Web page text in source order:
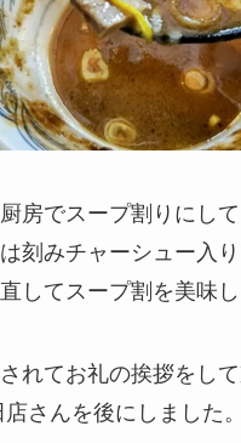
房でスープ割りにし
刻みチャーシュー入り
してスープ割を美味し
れてお礼の挨拶をし
さんを後にしました。